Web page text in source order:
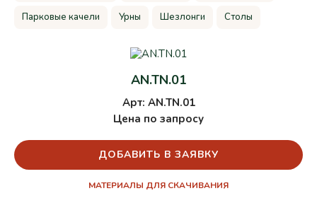
Парковые качели Урны Шезлонги Столы
AN.TN.01
Арт: AN.TN.01
Цена по запросу
ДОБАВИТЬ В ЗАЯВКУ
МАТЕРИАЛЫ ДЛЯ СКАЧИВАНИЯ